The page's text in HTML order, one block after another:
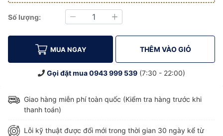
Số lượng:
Giảm Tăng
MUA NGAY THÊM VÀO GIỎ
Gọi đặt mua0943 999 539 (7:30 - 22:00)
Giao hàng miễn phí toàn quốc (Kiểm tra hàng trước khi
thanh toán)
Lỗi kỹ thuật được đổi mới trong thời gian 30 ngày kể từ